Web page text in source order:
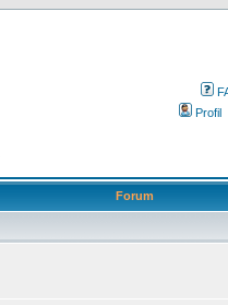
Profil
Forum